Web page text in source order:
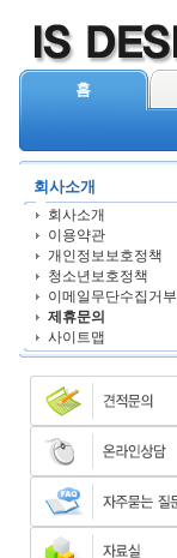
홈
회사소개
회사소개
이용약관
개인정보보호정책
청소년보호정책
이메일무단수집거부
제휴문의
사이트맵